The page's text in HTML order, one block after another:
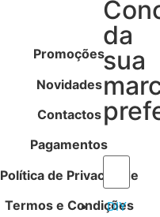
da
sua
DIY
Promoções
Novidades
Contactos
Pagamentos
Política de Privacidade
Termos e Condições